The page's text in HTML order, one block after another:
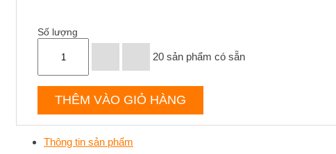
Số lượng
20 sản phẩm có sẵn
THÊM VÀO GIỎ HÀNG
Thông tin sản phẩm